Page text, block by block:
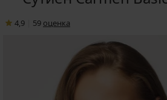
4,9 59 oценка